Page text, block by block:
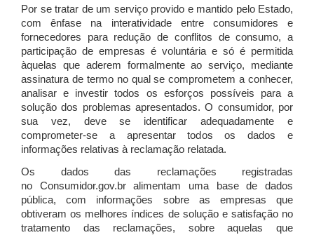
Por se tratar de um serviço provido e mantido pelo Estado,
com ênfase na interatividade entre consumidores e
fornecedores para redução de conflitos de consumo, a
participação de empresas é voluntária e só é permitida
àquelas que aderem formalmente ao serviço, mediante
assinatura de termo no qual se comprometem a conhecer,
analisar e investir todos os esforços possíveis para a
solução dos problemas apresentados. O consumidor, por
sua vez, deve se identificar adequadamente e
comprometer-se a apresentar todos os dados e
informações relativas à reclamação relatada.
Os dados das reclamações registradas
no Consumidor.gov.br alimentam uma base de dados
pública, com informações sobre as empresas que
obtiveram os melhores índices de solução e satisfação no
tratamento das reclamações, sobre aquelas que